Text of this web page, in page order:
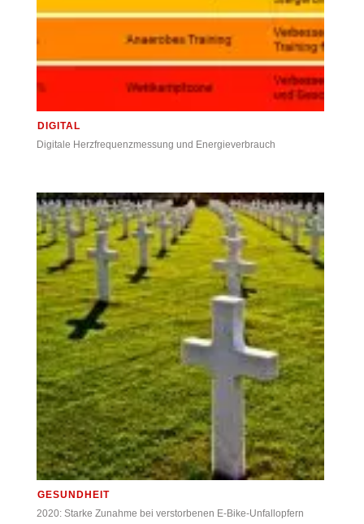
DIGITAL
Digitale Herzfrequenzmessung und Energieverbrauch
GESUNDHEIT
2020: Starke Zunahme bei verstorbenen E-Bike-Unfallopfern